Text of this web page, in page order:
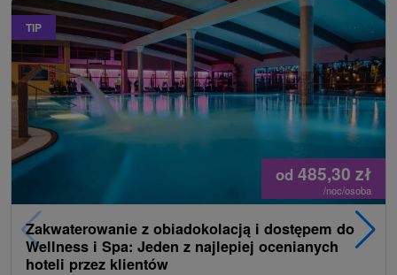
TIP
od 485,30 zł
/noc/osoba
Zakwaterowanie z obiadokolacją i dostępem do
Wellness i Spa: Jeden z najlepiej ocenianych
hoteli przez klientów